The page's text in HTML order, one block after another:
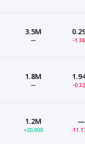
3.5M
— -
1.8M
— -
1.2M
+20,000
—
-